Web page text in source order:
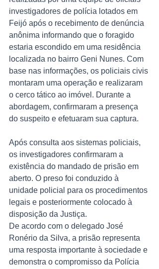
investigadores de polícia lotados em
Feijó após o recebimento de denúncia
anônima informando que o foragido
estaria escondido em uma residência
localizada no bairro Geni Nunes. Com
base nas informações, os policiais civis
montaram uma operação e realizaram
o cerco tático ao imóvel. Durante a
abordagem, confirmaram a presença
do suspeito e efetuaram sua captura.
Após consulta aos sistemas policiais,
os investigadores confirmaram a
existência do mandado de prisão em
aberto. O preso foi conduzido à
unidade policial para os procedimentos
legais e posteriormente colocado à
disposição da Justiça.
De acordo com o delegado José
Ronério da Silva, a prisão representa
uma resposta importante à sociedade e
demonstra o compromisso da Polícia